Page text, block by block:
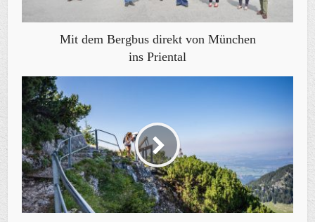
Mit dem Bergbus direkt von München
ins Priental